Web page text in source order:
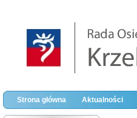
Strona główna Aktualności